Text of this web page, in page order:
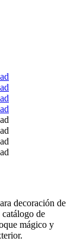
decoración de
de
mágico y